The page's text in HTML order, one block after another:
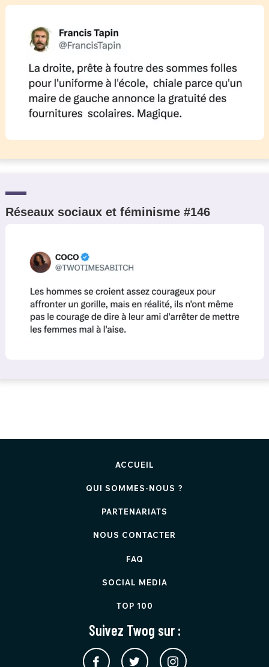
Réseaux sociaux et féminisme #146
ACCUEIL
QUI SOMMES-NOUS ?
PARTENARIATS
NOUS CONTACTER
FAQ
SOCIAL MEDIA
TOP 100
Suivez Twog sur :